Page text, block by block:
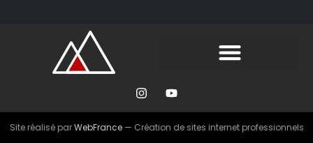
Site réalisé parWebFrance— Création de sites internet professionnels